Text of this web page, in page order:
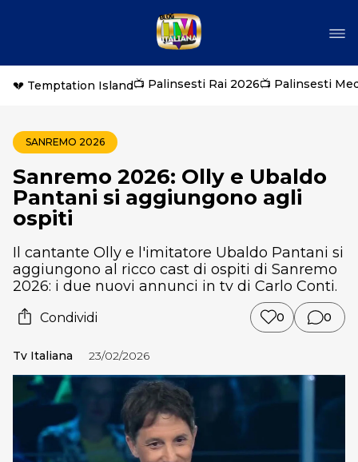
💔 Temptation Island📺 Palinsesti Rai 2026📺 Palinsesti
SANREMO 2026
Sanremo 2026: Olly e Ubaldo
Pantani si aggiungono agli
ospiti
Il cantante Olly e l'imitatore Ubaldo Pantani si
aggiungono al ricco cast di ospiti di Sanremo
2026: i due nuovi annunci in tv di Carlo Conti.
Condividi 0 0
Tv Italiana 23/02/2026